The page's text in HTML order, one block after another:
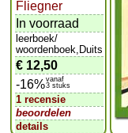
Fliegner
In voorraad
leerboek/
woordenboek,Duits
€ 12,50
-16%vanaf
3 stuks
1 recensie
beoordelen
details